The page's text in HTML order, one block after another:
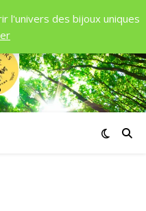
l'univers des bijoux uniques